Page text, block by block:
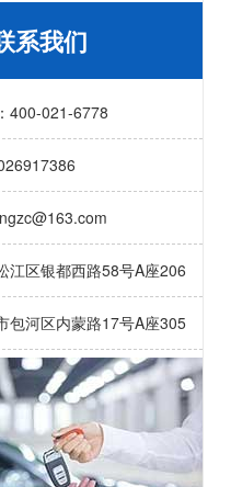
系我们
400-021-6778
区银都西路58号A座206
河区内蒙路17号A座305